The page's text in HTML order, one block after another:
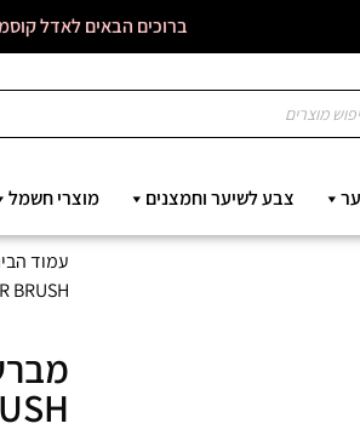
ברוכים הבאים לאדל
צבע לשיער וחמצנים מוצרי חשמל
עמוד
BRUSH